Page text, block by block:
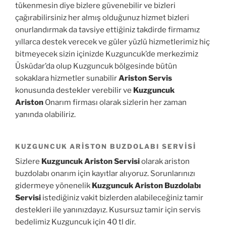
tükenmesin diye bizlere güvenebilir ve bizleri
çağırabilirsiniz her almış olduğunuz hizmet bizleri
onurlandırmak da tavsiye ettiğiniz takdirde firmamız
yıllarca destek verecek ve güler yüzlü hizmetlerimiz hiç
bitmeyecek sizin içinizde Kuzguncuk’de merkezimiz
Üsküdar’da olup Kuzguncuk bölgesinde bütün
sokaklara hizmetler sunabilirAriston Servis
konusunda destekler verebilir ve Kuzguncuk
Ariston Onarım firması olarak sizlerin her zaman
yanında olabiliriz.
KUZGUNCUK ARISTON BUZDOLABI SERVISI
Sizlere Kuzguncuk Ariston Servisiolarak ariston
buzdolabı onarım için kayıtlar alıyoruz. Sorunlarınızı
gidermeye yönenelik Kuzguncuk Ariston Buzdolabı
Servisi istediğiniz vakit bizlerden alabileceğiniz tamir
destekleri ile yanınızdayız. Kusursuz tamir için servis
bedelimiz Kuzguncuk için 40 tl dir.